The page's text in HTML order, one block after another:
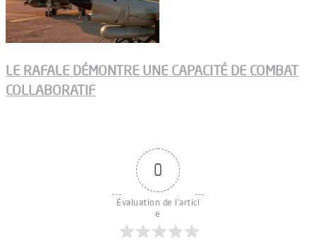
LE RAFALE DÉMONTRE UNE CAPACITÉ DE COMBAT
COLLABORATIF
0
Évaluation de l'articl
e